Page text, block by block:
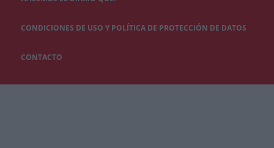
CONDICIONES DE USO Y POLÍTICA DE PROTECCIÓN DE DATOS
CONTACTO